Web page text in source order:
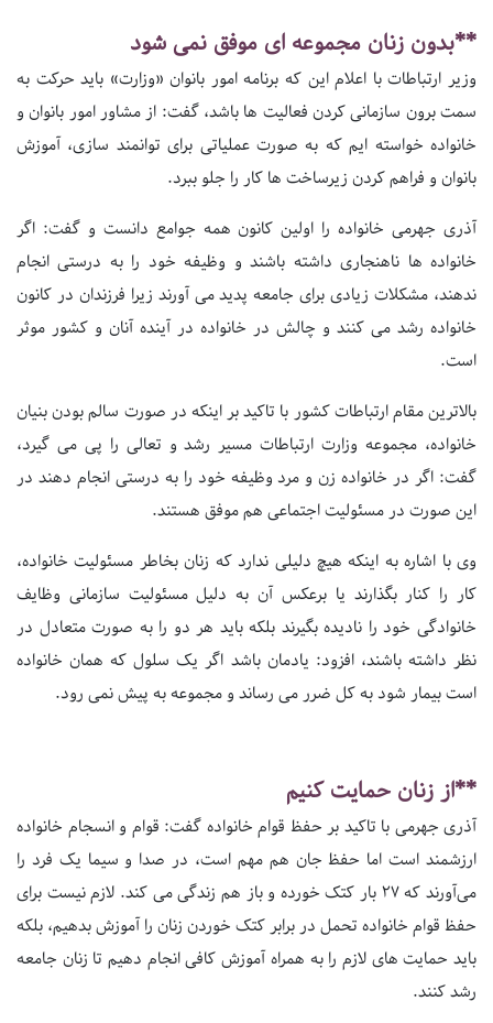
**بدون زنان مجموعه ای موفق نمی شود
وزیر ارتباطات با اعلام این که برنامه امور بانوان «وزارت» باید حرکت به
سمت برون سازمانی کردن فعالیت ها باشد، گفت: از مشاور امور بانوان و
خانواده خواسته ایم که به صورت عملیاتی برای توانمند سازی، آموزش
بانوان و فراهم کردن زیرساخت ها کار را جلو ببرد.
آذری جهرمی خانواده را اولین کانون همه جوامع دانست و گفت: اگر
خانواده ها ناهنجاری داشته باشند و وظیفه خود را به درستی انجام
ندهند، مشکلات زیادی برای جامعه پدید می آورند زیرا فرزندان در کانون
خانواده رشد می کنند و چالش در خانواده در آینده آنان و کشور موثر
است.
بالاترین مقام ارتباطات کشور با تاکید بر اینکه در صورت سالم بودن بنیان
خانواده، مجموعه وزارت ارتباطات مسیر رشد و تعالی را پی می گیرد،
گفت: اگر در خانواده زن و مرد وظیفه خود را به درستی انجام دهند در
این صورت در مسئولیت اجتماعی هم موفق هستند.
وی با اشاره به اینکه هیچ دلیلی ندارد که زنان بخاطر مسئولیت خانواده،
کار را کنار بگذارند یا برعکس آن به دلیل مسئولیت سازمانی وظایف
خانوادگی خود را نادیده بگیرند بلکه باید هر دو را به صورت متعادل در
نظر داشته باشند، افزود: یادمان باشد اگر یک سلول که همان خانواده
است بیمار شود به کل ضرر می رساند و مجموعه به پیش نمی رود.
**از زنان حمایت کنیم
آذری جهرمی با تاکید بر حفظ قوام خانواده گفت: قوام و انسجام خانواده
ارزشمند است اما حفظ جان هم مهم است، در صدا و سیما یک فرد را
می‌آورند که 27 بار کتک خورده و باز هم زندگی می کند. لازم نیست برای
حفظ قوام خانواده تحمل در برابر کتک خوردن زنان را آموزش بدهیم، بلکه
باید حمایت های لازم را به همراه آموزش کافی انجام دهیم تا زنان جامعه
رشد کنند.